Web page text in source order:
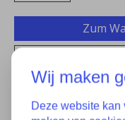
Zum
Zum Vergleich
Wij maken
Deze website kan